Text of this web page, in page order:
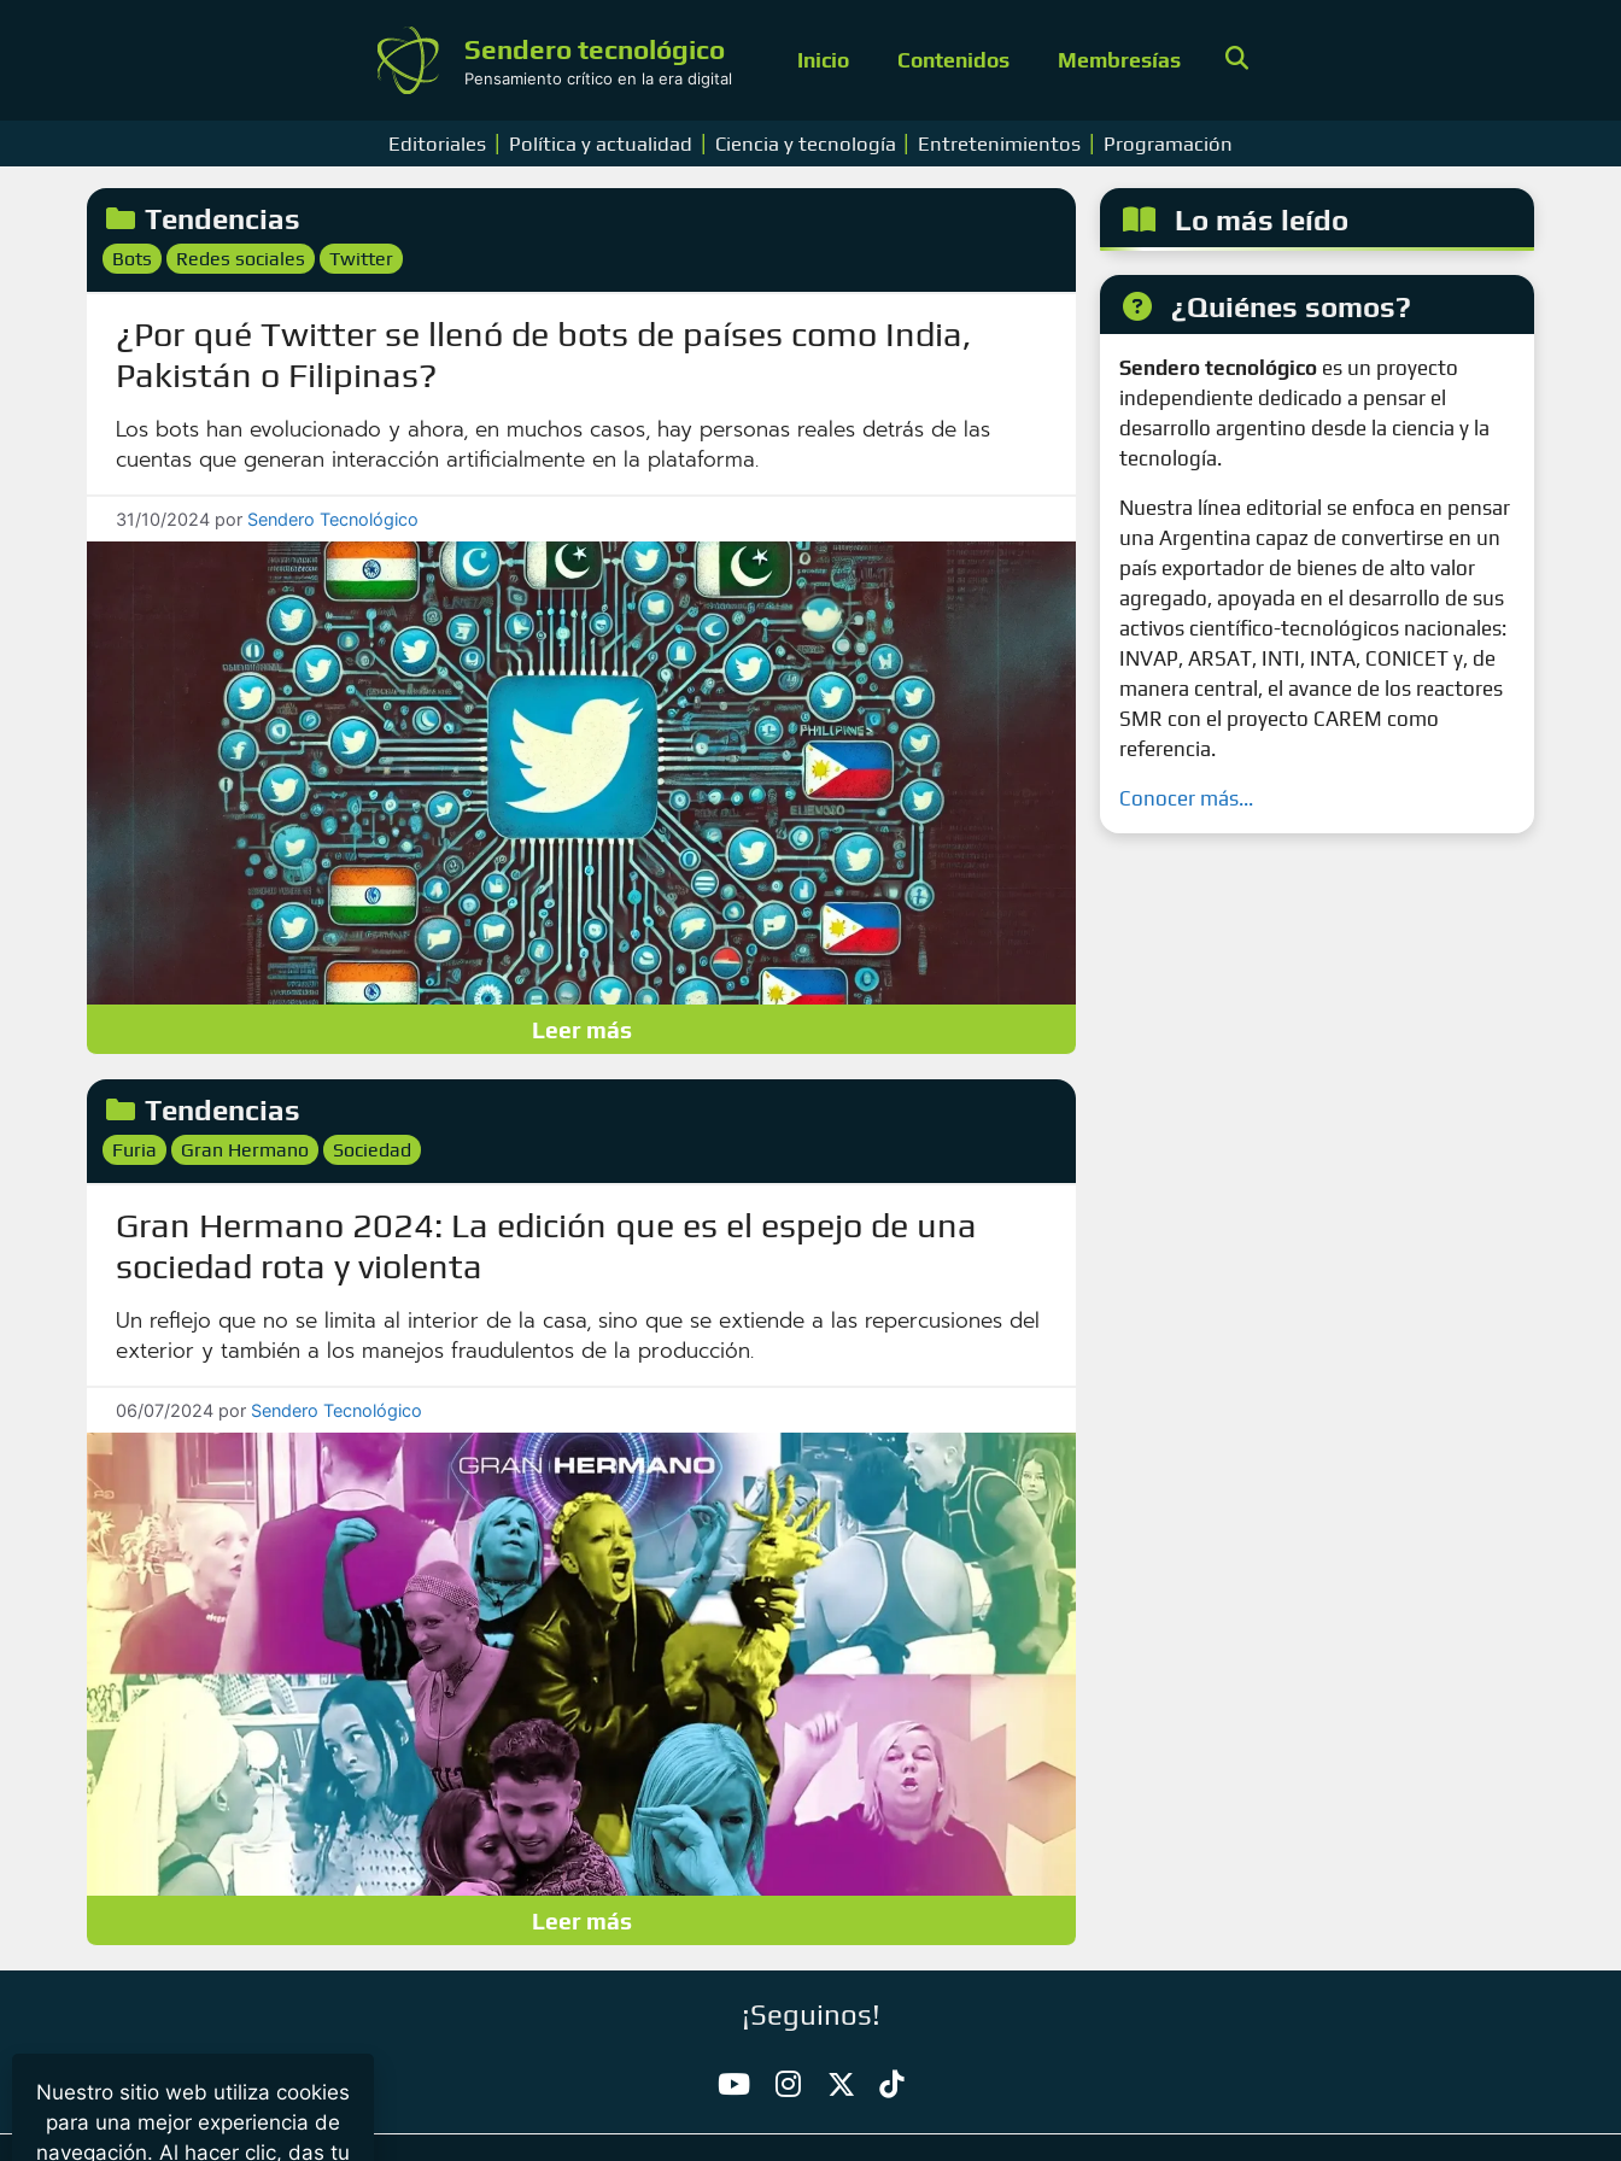
Sendero tecnológico
Pensamiento crítico en la era digital
Inicio Contenidos Membresías
Editoriales | Política y actualidad | Ciencia y tecnología | Entretenimientos | Programación
Categorías
Tendencias
Etiquetas
Bots , Redes sociales , Twitter
¿Por qué Twitter se llenó de bots de países como India,
Pakistán o Filipinas?
Los bots han evolucionado y ahora, en muchos casos, hay personas reales detrás de las
cuentas que generan interacción artificialmente en la plataforma.
31/10/2024 por Sendero Tecnológico
Leer más
Categorías
Tendencias
Etiquetas
Furia , Gran Hermano , Sociedad
Gran Hermano 2024: La edición que es el espejo de una
sociedad rota y violenta
Un reflejo que no se limita al interior de la casa, sino que se extiende a las repercusiones del
exterior y también a los manejos fraudulentos de la producción.
06/07/2024 por Sendero Tecnológico
Leer más
Lo más leído
¿Quiénes somos?
Sendero tecnológico es un proyecto
independiente dedicado a pensar el
desarrollo argentino desde la ciencia y la
tecnología.
Nuestra línea editorial se enfoca en pensar
una Argentina capaz de convertirse en un
país exportador de bienes de alto valor
agregado, apoyada en el desarrollo de sus
activos científico-tecnológicos nacionales:
INVAP, ARSAT, INTI, INTA, CONICET y, de
manera central, el avance de los reactores
SMR con el proyecto CAREM como
referencia.
Conocer más...
¡Seguinos!
Nuestro sitio web utiliza cookies
para una mejor experiencia de
navegación. Al hacer clic, das tu